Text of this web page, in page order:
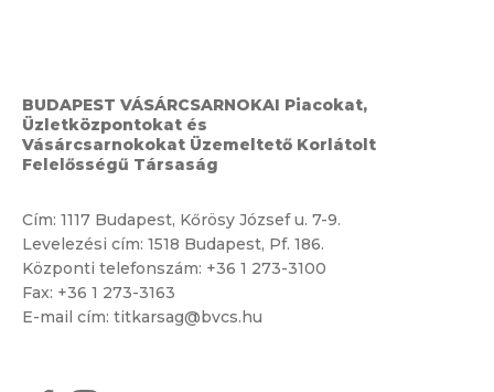
BUDAPEST VÁSÁRCSARNOKAI Piacokat,
Üzletközpontokat és
Vásárcsarnokokat Üzemeltető Korlátolt
Felelősségű Társaság
Cím: 1117 Budapest, Kőrösy József u. 7-9.
Levelezési cím: 1518 Budapest, Pf. 186.
Központi telefonszám: +36 1 273-3100
Fax: +36 1 273-3163
E-mail cím: titkarsag@bvcs.hu